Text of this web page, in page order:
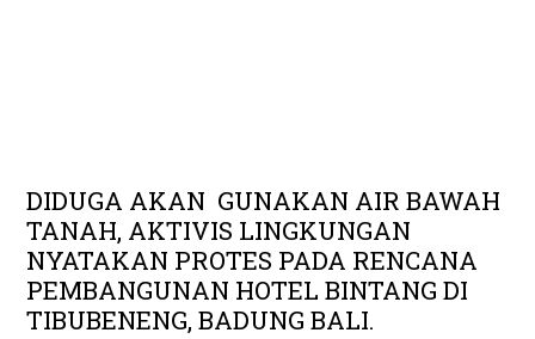
DIDUGA AKAN GUNAKAN AIR BAWAH
TANAH, AKTIVIS LINGKUNGAN
NYATAKAN PROTES PADA RENCANA
PEMBANGUNAN HOTEL BINTANG DI
TIBUBENENG, BADUNG BALI.